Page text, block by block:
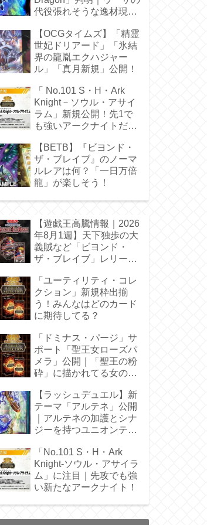
代役張れそうな逸材現
【OCGタイムズ】「精霊
世妃ドリアード」「氷結
界の龍胤エクハジャー
ル」「真月新規」公開！
「 No.101 S・H・Ark
Knight－ソウル・アサイ
ラム」新規公開！先1で
も強いアークナイトだ
【BETB】『ビヨンド・
ザ・ブレイブ』のノーマ
ルレアは何？「一日万倍
龍」が楽しそう！
【遊戯王高騰情報｜2026
年8月1週】天下独歩の大
義賊など「ビヨンド・
ザ・ブレイブ」レリーフ
「ユーティリティ・コレ
クション」新規枠出揃
う！みんなはどのカード
に期待してる？
「ドミナス・パージ」サ
ポート「聖王女ローズパ
メラ」公開｜「聖王の粉
砕」に描かれてる女の子
【ラッシュデュエル】新
テーマ「アルテネ」公開
｜アルテネの加護とシナ
ジーを持つユニオンテー
「No.101 S・H・Ark
Knight-ソウル・アサイラ
ム」に注目｜先攻でも強
い新たなアークナイト！